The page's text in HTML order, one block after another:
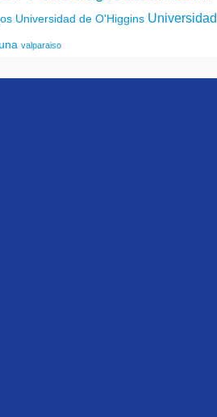
Universidad de O'Higgins Universidad
valparaiso